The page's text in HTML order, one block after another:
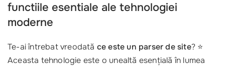
functiile esentiale ale tehnologiei
moderne
Te-ai întrebat vreodată ce este un parser de site? ⭐
Aceasta tehnologie este o unealtă esențială în lumea